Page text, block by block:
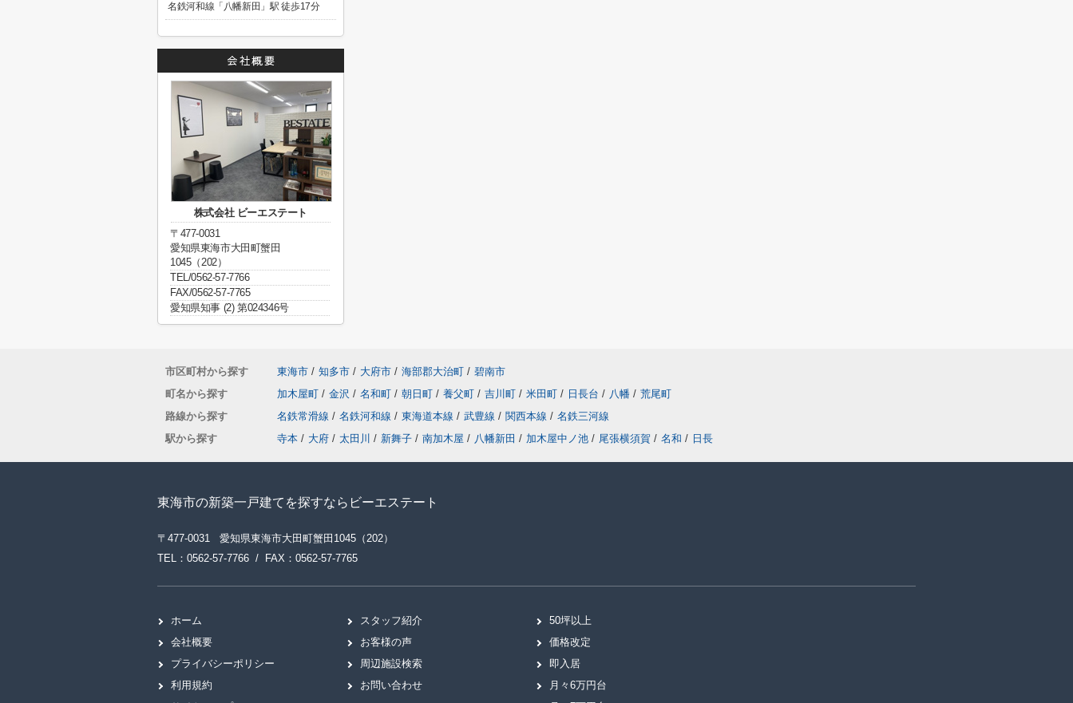
名鉄河和線「八幡新田」駅 徒歩17分
株式会社 ビーエステート
〒477-0031
愛知県東海市大田町蟹田
1045（202）
TEL/0562-57-7766
FAX/0562-57-7765
愛知県知事 (2) 第024346号
市区町村から探す 東海市 / 知多市 / 大府市 / 海部郡大治町 / 碧南市
町名から探す
加木屋町 / 金沢 / 名和町 / 朝日町 / 養父町 / 吉川町 / 米田町 / 日長台 / 八幡 / 荒尾町
路線から探す
名鉄常滑線 / 名鉄河和線 / 東海道本線 / 武豊線 / 関西本線 / 名鉄三河線
駅から探す
寺本 / 大府 / 太田川 / 新舞子 / 南加木屋 / 八幡新田 / 加木屋中ノ池 / 尾張横須賀 / 名和 / 日長
東海市の新築一戸建てを探すならビーエステート
〒477-0031 愛知県東海市大田町蟹田1045（202）
TEL：0562-57-7766 / FAX：0562-57-7765
ホーム
会社概要
プライバシーポリシー
利用規約
スタッフ紹介
お客様の声
周辺施設検索
お問い合わせ
50坪以上
価格改定
即入居
月々6万円台